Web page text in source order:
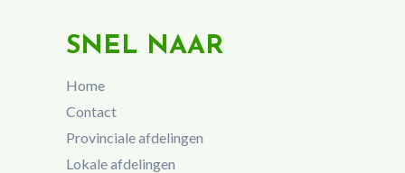
SNEL NAAR
Home
Contact
Provinciale afdelingen
Lokale afdelingen